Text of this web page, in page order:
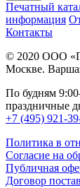
Печатный
информация
Контакты
© 2020 ООО
Москве.
По будням
праздничные
+7 (495) 921-
Политика в
Согласие на
Публичная
Договор